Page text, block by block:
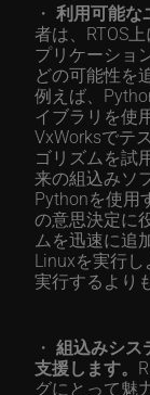
・ 利用可能な
者は、RTOS
プリケーショ
どの可能性を
例えば、
イブラリを使
VxWorksでテ
ゴリズムを試
来の組込みソ
Pythonを使用
の意思決定に
ムを迅速に追
Linuxを実行
実行するより
・ 組込みシス
支援します。
グにとって魅